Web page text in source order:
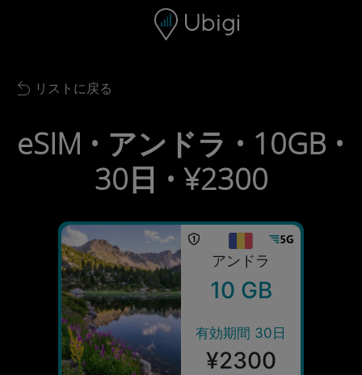
ナビゲーションバー フッター
Back to list
リストに戻る
eSIM • アンドラ • 10GB •
30日 • ¥2300
アンドラ
10 GB
有効期間 30日
¥2300